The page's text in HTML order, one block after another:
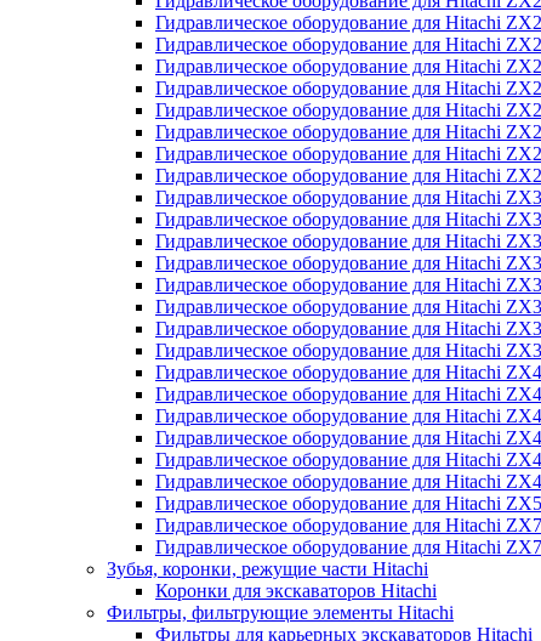
Гидравлическое оборудование для Hitachi
Гидравлическое оборудование для Hitachi
Гидравлическое оборудование для Hitachi
Гидравлическое оборудование для Hitachi
Гидравлическое оборудование для Hitachi
Гидравлическое оборудование для Hitachi
Гидравлическое оборудование для Hitachi
Гидравлическое оборудование для Hitachi
Гидравлическое оборудование для Hitachi
Гидравлическое оборудование для Hitachi
Гидравлическое оборудование для Hitachi
Гидравлическое оборудование для Hitachi
Гидравлическое оборудование для Hitachi
Гидравлическое оборудование для Hitachi
Гидравлическое оборудование для Hitachi
Гидравлическое оборудование для Hitachi
Гидравлическое оборудование для Hitachi
Гидравлическое оборудование для Hitachi
Гидравлическое оборудование для Hitachi
Гидравлическое оборудование для Hitachi
Гидравлическое оборудование для Hitachi
Гидравлическое оборудование для Hitachi
Гидравлическое оборудование для Hitachi
Гидравлическое оборудование для Hitachi
Гидравлическое оборудование для Hitachi
Зубья, коронки, режущие части Hitachi
Коронки для экскаваторов Hitachi
Фильтры, фильтрующие элементы Hitachi
Фильтры для карьерных экскаваторов Hitachi